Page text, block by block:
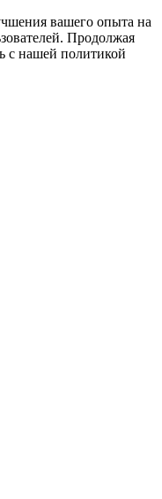
вашего опыта на
Продолжая
с нашей политикой